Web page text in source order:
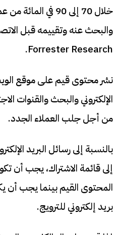
خلال 70 إلى 90 في
والبحث عنه وتقييمه قبل
Forrester Research.
نشر محتوى قيم على موقع
الإلكتروني والبحث والقنوات
من أجل جلب العملاء الجدد.
بالنسبة إلى رسائل البريد
إلى قائمة الاشتراك، يجب أن
المحتوى القيم بينما يجب
بريد إلكتروني للترويج.